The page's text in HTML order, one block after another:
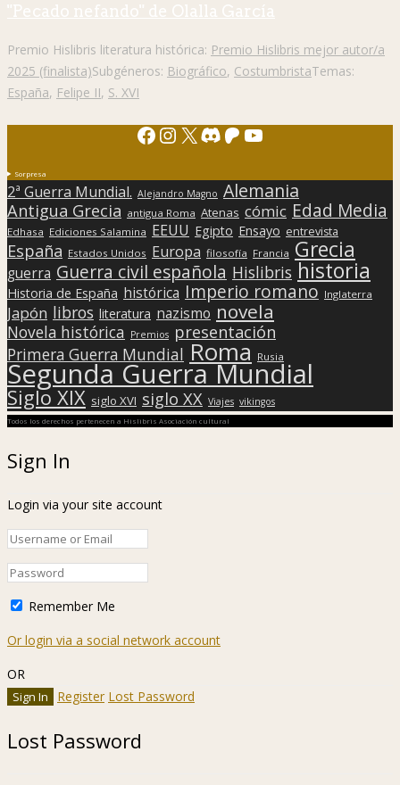
"Pecado nefando" de Olalla García
Premio Hislibris literatura histórica: Premio Hislibris mejor autor/a
2025 (finalista)Subgéneros: Biográfico, CostumbristaTemas:
España, Felipe II, S. XVI
Facebook
Instagram
X Discord
Patreon
YouTube
Sorpresa
2ª Guerra Mundial. Alejandro Magno Alemania
Antigua Grecia antigua Roma Atenas cómic Edad Media
Edhasa Ediciones Salamina EEUU Egipto Ensayo entrevista
España Estados Unidos Europa filosofía Francia Grecia
guerra Guerra civil española Hislibris historia
Historia de España histórica Imperio romano Inglaterra
Japón libros literatura nazismo novela
Novela histórica Premios presentación
Primera Guerra Mundial Roma Rusia
Segunda Guerra Mundial
Siglo XIX siglo XVI siglo XX Viajes vikingos
Todos los derechos pertenecen a Hislibris Asociación cultural
Sign In
Login via your site account
Remember Me
Or login via a social network account
OR
Register Lost Password
Lost Password